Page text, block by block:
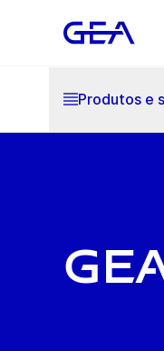
Produtos e